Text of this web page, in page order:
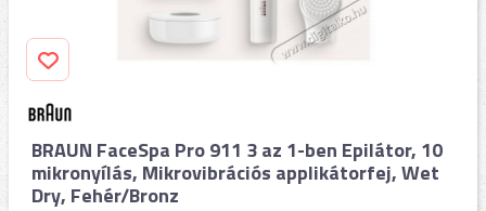
BRAUN FaceSpa Pro 911 3 az 1-ben Epilátor, 10
mikronyílás, Mikrovibrációs applikátorfej, Wet
Dry, Fehér/Bronz